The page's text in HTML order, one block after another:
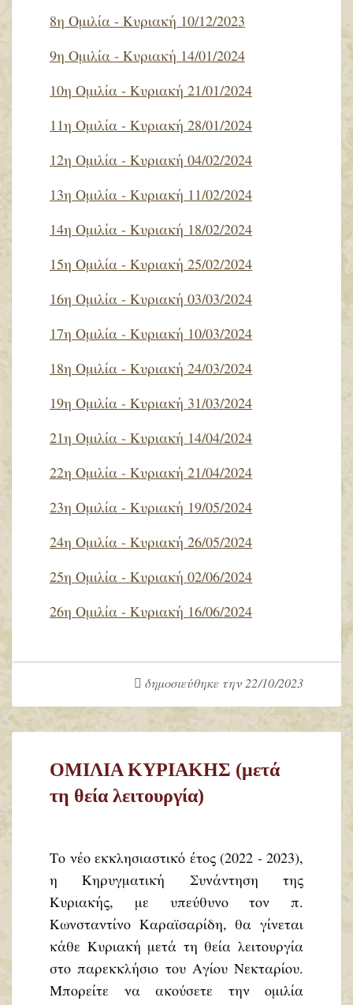
8η Ομιλία - Κυριακή 10/12/2023
9η Ομιλία - Κυριακή 14/01/2024
10η Ομιλία - Κυριακή 21/01/2024
11η Ομιλία - Κυριακή 28/01/2024
12η Ομιλία - Κυριακή 04/02/2024
13η Ομιλία - Κυριακή 11/02/2024
14η Ομιλία - Κυριακή 18/02/2024
15η Ομιλία - Κυριακή 25/02/2024
16η Ομιλία - Κυριακή 03/03/2024
17η Ομιλία - Κυριακή 10/03/2024
18η Ομιλία - Κυριακή 24/03/2024
19η Ομιλία - Κυριακή 31/03/2024
21η Ομιλία - Κυριακή 14/04/2024
22η Ομιλία - Κυριακή 21/04/2024
23η Ομιλία - Κυριακή 19/05/2024
24η Ομιλία - Κυριακή 26/05/2024
25η Ομιλία - Κυριακή 02/06/2024
26η Ομιλία - Κυριακή 16/06/2024
δημοσιεύθηκε την 22/10/2023
ΟΜΙΛΙΑ ΚΥΡΙΑΚΗΣ (μετά
τη θεία λειτουργία)
Το νέο εκκλησιαστικό έτος (2022 - 2023),
η Κηρυγματική Συνάντηση της
Κυριακής, με υπεύθυνο τον π.
Κωνσταντίνο Καραϊσαρίδη, θα γίνεται
κάθε Κυριακή μετά τη θεία λειτουργία
στο παρεκκλήσιο του Αγίου Νεκταρίου.
Μπορείτε να ακούσετε την ομιλία